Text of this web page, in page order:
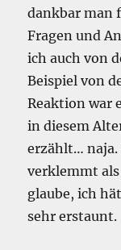
dankbar man
Fragen und
ich auch von
Beispiel von
Reaktion war
in diesem
erzählt… naja.
verklemmt
glaube, ich
sehr erstaunt.